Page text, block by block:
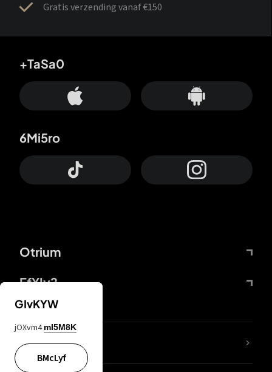
Gratis verzending vanaf €150
Otrium
FfYIy2
+TaSa0
6Mi5ro
KIjvtr
GIvKYW
jOXvm4 mI5M8K
BMcLyf